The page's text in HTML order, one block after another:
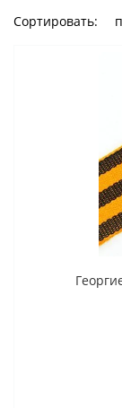
Сортировать: